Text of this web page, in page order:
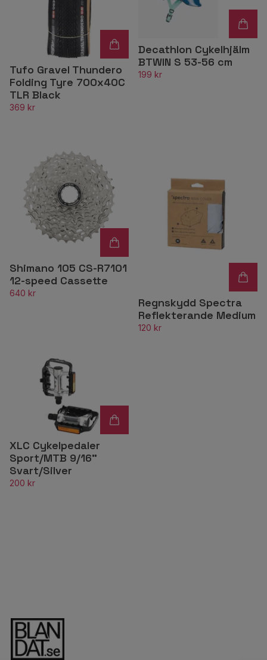
Tufo Gravel Thundero
Folding Tyre 700x40C
TLR Black
369 kr
Decathlon Cykelhjälm
BTWIN S 53-56 cm
199 kr
Shimano 105 CS-R7101
12-speed Cassette
640 kr
Regnskydd Spectra
Reflekterande Medium
120 kr
XLC Cykelpedaler
Sport/MTB 9/16"
Svart/Silver
200 kr